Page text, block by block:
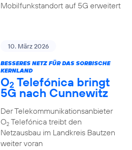
Mobilfunkstandort auf 5G erweitert
10. März 2026
BESSERES NETZ FÜR DAS SORBISCHE
KERNLAND
O2 Telefónica bringt
5G nach Cunnewitz
Der Telekommunikationsanbieter
O2Telefónica treibt den
Netzausbau im Landkreis Bautzen
weiter voran